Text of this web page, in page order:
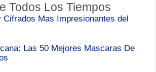
Todos Los Tiempos
Cifrados Mas Impresionantes del
Las 50 Mejores Mascaras De